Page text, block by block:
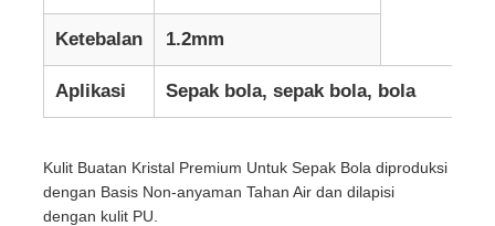
Ketebalan 1.2mm
Aplikasi Sepak bola, sepak bola, bola
Kulit Buatan Kristal Premium Untuk Sepak Bola diproduksi
dengan Basis Non-anyaman Tahan Air dan dilapisi
dengan kulit PU.